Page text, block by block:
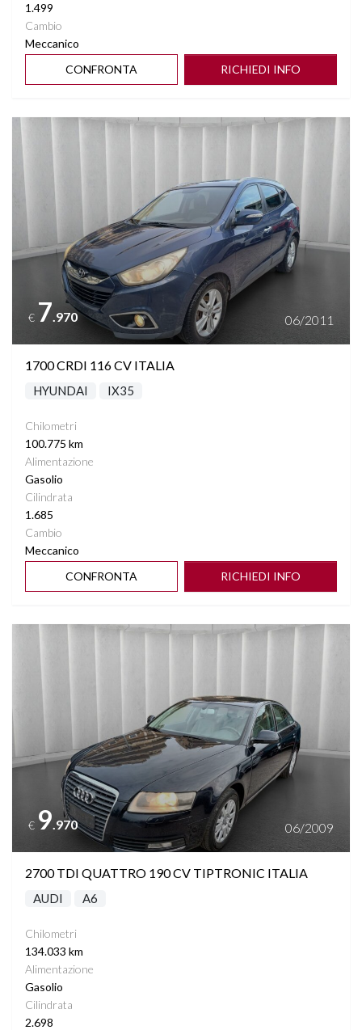
1.499
Cambio
Meccanico
CONFRONTA
RICHIEDI INFO
Vedi dettagli
€ 7.970 06/2011
1700 CRDI 116 CV ITALIA
HYUNDAI IX35
Chilometri
100.775 km
Alimentazione
Gasolio
Cilindrata
1.685
Cambio
Meccanico
CONFRONTA
RICHIEDI INFO
Vedi dettagli
€ 9 .970 06/2009
2700 TDI QUATTRO 190 CV TIPTRONIC ITALIA
AUDI A6
Chilometri
134.033 km
Alimentazione
Gasolio
Cilindrata
2.698